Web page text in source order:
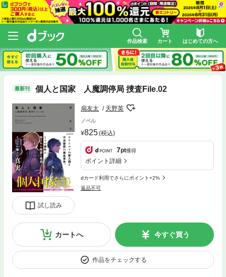
作品検索 カート はじめての方へ
最新刊 個人と国家 人魔調停局 捜査File.02
試し読み
扇友太 天野英
ノベル
825(税込)
7pt獲得
ポイント詳細
dカード利用でさらにポイント+2%
返品不可
カートへ 今すぐ買う
作品をチェックする